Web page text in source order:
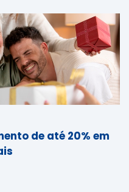
de até 20% em